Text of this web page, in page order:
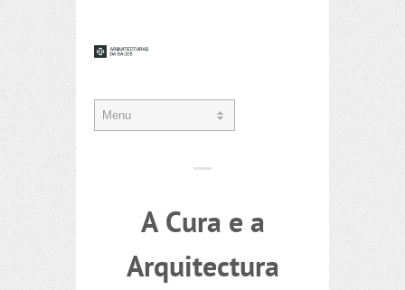
A Cura e a
Arquitectura